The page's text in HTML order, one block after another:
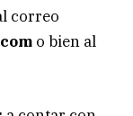
correo
o bien al